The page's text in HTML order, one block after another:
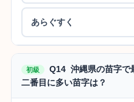
あらぐすく
初級
Q14 沖縄県の苗字で
二番目に多い苗字は？